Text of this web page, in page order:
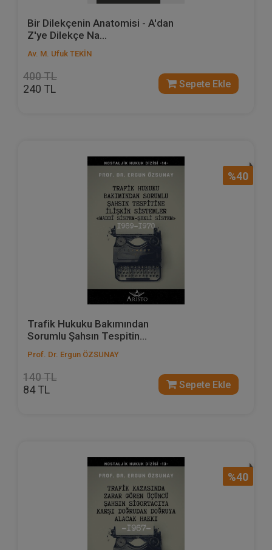
Bir Dilekçenin Anatomisi - A'dan
Z'ye Dilekçe Na...
Av. M. Ufuk TEKİN
400 TL
240 TL Sepete Ekle
%40
Trafik Hukuku Bakımından
Sorumlu Şahsın Tespitin...
Prof. Dr. Ergun ÖZSUNAY
140 TL
84 TL Sepete Ekle
%40